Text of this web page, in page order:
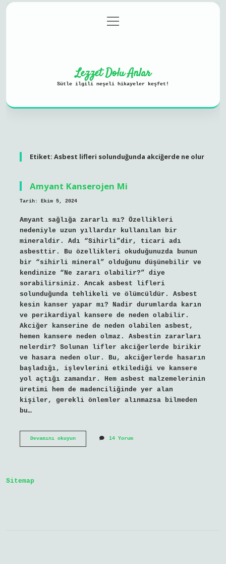
Gizlilik Politikası
menüyü
aç
Lezzet Dolu Anlar
Sütle ilgili neşeli hikayeler keşfet!
Etiket: Asbest lifleri solunduğunda akciğerde ne olur
Amyant Kanserojen Mi
Tarih: Ekim 5, 2024
Amyant sağlığa zararlı mı? Özellikleri
nedeniyle uzun yıllardır kullanılan bir
mineraldir. Adı “Sihirli”dir, ticari adı
asbesttir. Bu özellikleri okuduğunuzda bunun
bir “sihirli mineral” olduğunu düşünebilir ve
kendinize “Ne zararı olabilir?” diye
sorabilirsiniz. Ancak asbest lifleri
solunduğunda tehlikeli ve ölümcüldür. Asbest
kesin kanser yapar mı? Nadir durumlarda karın
ve perikardiyal kansere de neden olabilir.
Akciğer kanserine de neden olabilen asbest,
hemen kansere neden olmaz. Asbestin zararları
nelerdir? Solunan lifler akciğerlerde birikir
ve hasara neden olur. Bu, akciğerlerde hasarın
başladığı, işlevlerini etkilediği ve kansere
yol açtığı zamandır. Hem asbest malzemelerinin
üretimi hem de madenciliğinde yer alan
kişiler, gerekli önlemler alınmazsa bilmeden
bu…
Devamını okuyunAmyant
14 Yorum
Sitemap